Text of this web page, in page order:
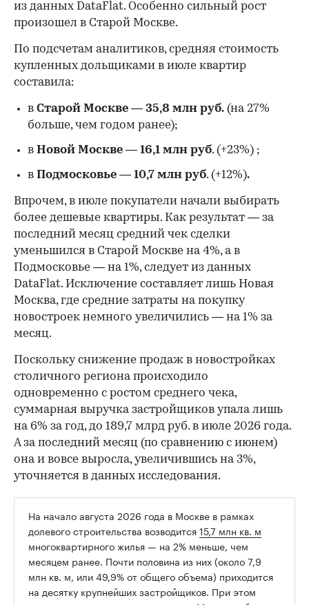
из данных DataFlat. Особенно сильный рост
произошел в Старой Москве.
По подсчетам аналитиков, средняя стоимость
купленных дольщиками в июле квартир
составила:
в Старой Москве — 35,8 млн руб. (на 27%
больше, чем годом ранее);
в Новой Москве — 16,1 млн руб. (+23%) ;
в Подмосковье — 10,7 млн руб. (+12%).
Впрочем, в июле покупатели начали выбирать
более дешевые квартиры. Как результат — за
последний месяц средний чек сделки
уменьшился в Старой Москве на 4%, а в
Подмосковье — на 1%, следует из данных
DataFlat. Исключение составляет лишь Новая
Москва, где средние затраты на покупку
новостроек немного увеличились — на 1% за
месяц.
Поскольку снижение продаж в новостройках
столичного региона происходило
одновременно с ростом среднего чека,
суммарная выручка застройщиков упала лишь
на 6% за год, до 189,7 млрд руб. в июле 2026 года.
А за последний месяц (по сравнению с июнем)
она и вовсе выросла, увеличившись на 3%,
уточняется в данных исследования.
На начало августа 2026 года в Москве в рамках
долевого строительства возводится15,7 млн кв. м
многоквартирного жилья — на 2% меньше, чем
месяцем ранее. Почти половина из них (около 7,9
млн кв. м, или 49,9% от общего объема) приходится
на десятку крупнейших застройщиков. При этом